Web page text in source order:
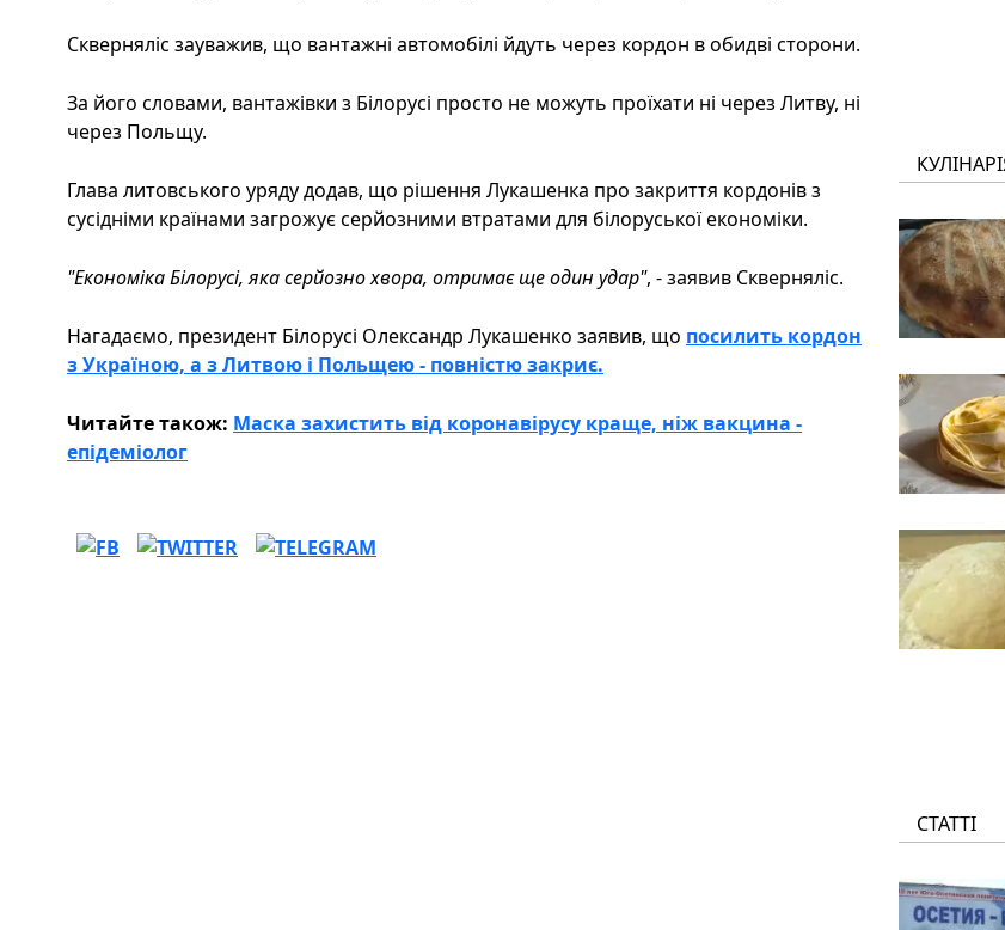
Скверняліс зауважив, що вантажні автомобілі йдуть через кордон в обидві сторони.
За його словами, вантажівки з Білорусі просто не можуть проїхати ні через Литву, ні
через Польщу.
Глава литовського уряду додав, що рішення Лукашенка про закриття кордонів з
сусідніми країнами загрожує серйозними втратами для білоруської економіки.
"Економіка Білорусі, яка серйозно хвора, отримає ще один удар", - заявив Скверняліс.
Нагадаємо, президент Білорусі Олександр Лукашенко заявив, що посилить кордон
з Україною, а з Литвою і Польщею - повністю закриє.
Читайте також: Маска захистить від коронавірусу краще, ніж вакцина -
епідеміолог
СТАТТІ